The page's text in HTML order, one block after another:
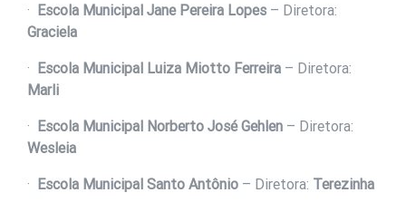
· Escola Municipal Jane Pereira Lopes – Diretora:
Graciela
· Escola Municipal Luiza Miotto Ferreira – Diretora:
Marli
· Escola Municipal Norberto José Gehlen – Diretora:
Wesleia
· Escola Municipal Santo Antônio – Diretora: Terezinha